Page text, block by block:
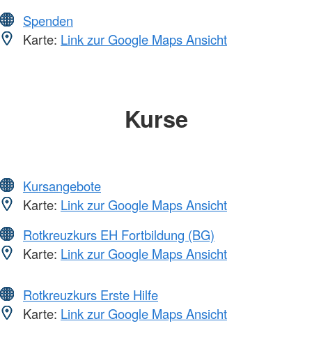
Spenden
Karte: Link zur Google Maps Ansicht
Kurse
Kursangebote
Karte: Link zur Google Maps Ansicht
Rotkreuzkurs EH Fortbildung (BG)
Karte: Link zur Google Maps Ansicht
Rotkreuzkurs Erste Hilfe
Karte: Link zur Google Maps Ansicht